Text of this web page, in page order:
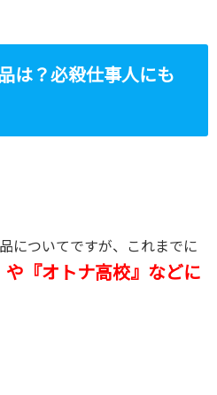
は？必殺仕事人にも
についてですが、これまでに
や『オトナ高校』などに